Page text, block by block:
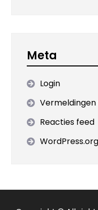
Meta
Login
Reacties feed
WordPress.org